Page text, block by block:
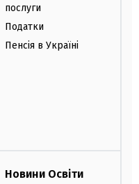
послуги
Податки
Пенсія в Україні
Новини Освіти